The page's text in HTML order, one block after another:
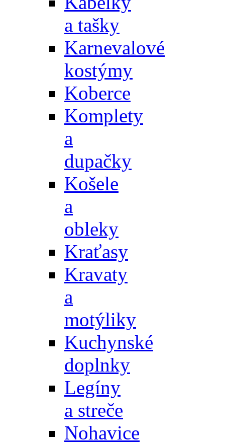
a tašky
Karnevalové
kostýmy
Koberce
Komplety
a
dupačky
Košele
a
obleky
Kraťasy
Kravaty
a
motýliky
Kuchynské
doplnky
Legíny
a streče
Nohavice